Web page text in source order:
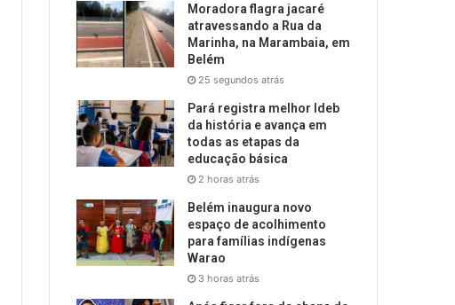
Moradora flagra jacaré
atravessando a Rua da
Marinha, na Marambaia, em
Belém
25 segundos atrás
Pará registra melhor Ideb
da história e avança em
todas as etapas da
educação básica
2 horas atrás
Belém inaugura novo
espaço de acolhimento
para famílias indígenas
Warao
3 horas atrás